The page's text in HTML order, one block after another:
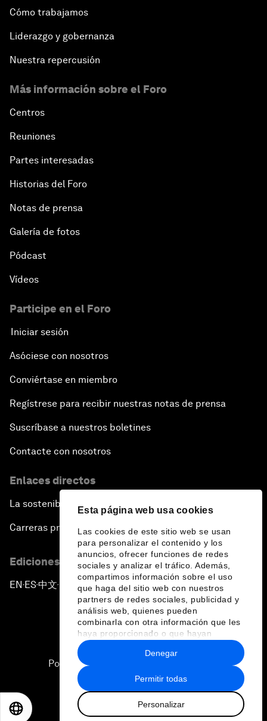
Esta página web usa cookies
Las cookies de este sitio web se usan
para personalizar el contenido y los
anuncios, ofrecer funciones de redes
sociales y analizar el tráfico. Además,
compartimos información sobre el uso
que haga del sitio web con nuestros
partners de redes sociales, publicidad y
análisis web, quienes pueden
combinarla con otra información que les
haya proporcionado o que hayan
recopilado a partir del uso que haya
hecho de sus servicios.
Permitir todas
Personalizar
Denegar
Cómo trabajamos
Liderazgo y gobernanza
Nuestra repercusión
Más información sobre el Foro
Centros
Reuniones
Partes interesadas
Historias del Foro
Notas de prensa
Galería de fotos
Pódcast
Vídeos
Participe en el Foro
Iniciar sesión
Asóciese con nosotros
Conviértase en miembro
Regístrese para recibir nuestras notas de prensa
Suscríbase a nuestros boletines
Contacte con nosotros
Enlaces directos
La sostenibilidad en el Foro
Carreras profesionales
Ediciones en otros idiomas
EN ▪ ES▪中文▪ 日本語
Política de privacidad y normas de uso
2026 Foro Económico Mundial